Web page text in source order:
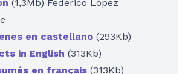
(1,3Mb) Federico López
en castellano (293Kb)
in English (313Kb)
en français (313Kb)